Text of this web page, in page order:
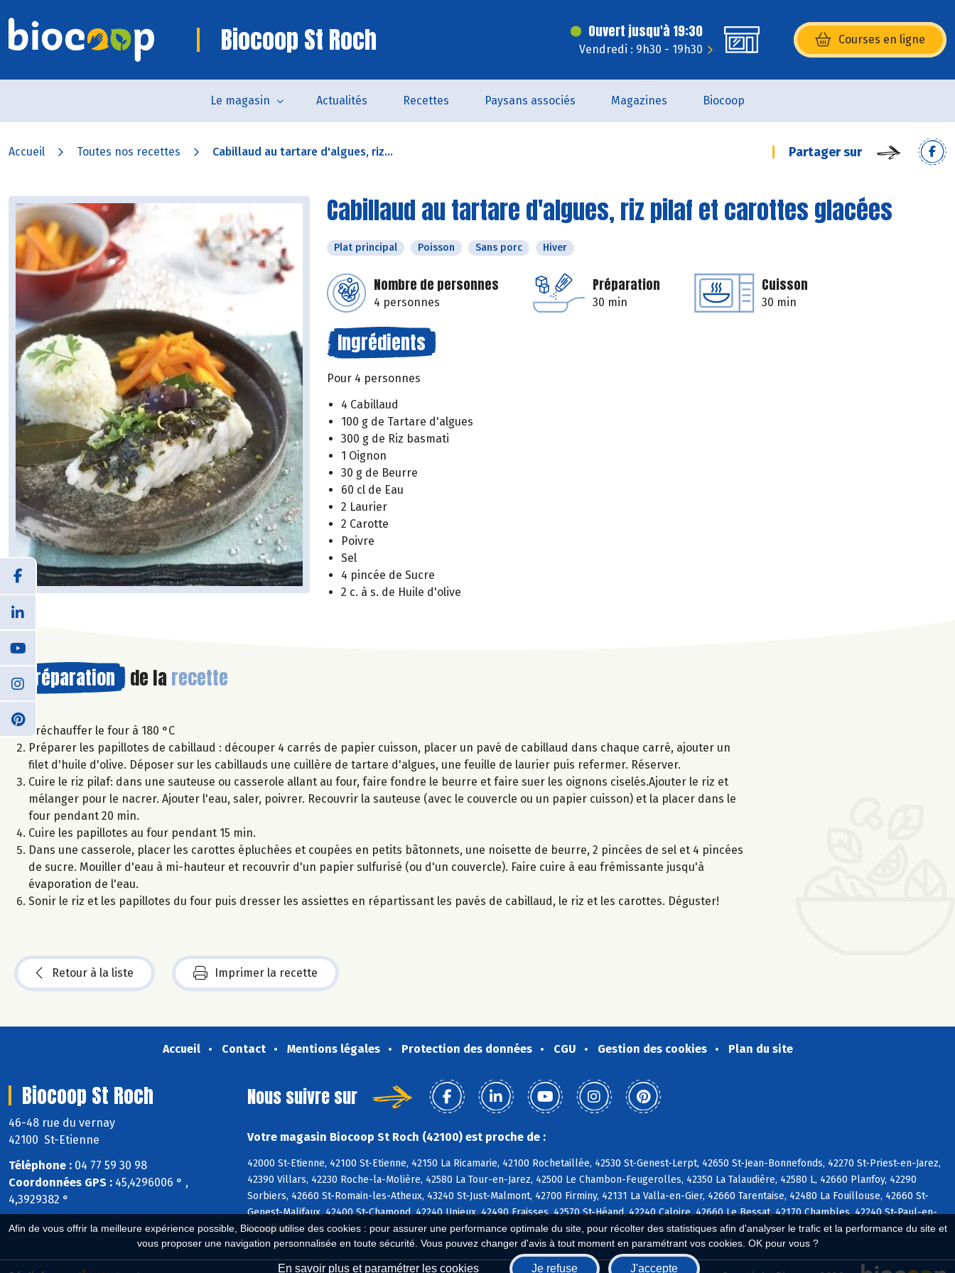
Afin de vous offrir la meilleure expérience possible, Biocoop utilise des cookies : pour assurer une performance optimale du site, pour récolter des statistiques afin d'analyser le trafic et la performance du site et
vous proposer une navigation personnalisée en toute sécurité. Vous pouvez changer d'avis à tout moment en paramétrant vos cookies. OK pour vous ?
En savoir plus et paramétrer les cookies Je refuse J'accepte
Biocoop St Roch Ouvert jusqu'à 19:30
Vendredi : 9h30 - 19h30
Courses en ligne
(s’ouvre dans une nouvelle
Le magasin Actualités Recettes Paysans associés Magazines Biocoop
Accueil Toutes nos recettes Cabillaud au tartare d'algues, riz... Partager sur
Cabillaud au tartare d'algues, riz pilaf et carottes glacées
Plat principal Poisson Sans porc Hiver
Nombre de personnes
4 personnes
Préparation
30 min
Cuisson
30 min
Ingrédients
Pour 4 personnes
4 Cabillaud
100 g de Tartare d'algues
300 g de Riz basmati
1 Oignon
30 g de Beurre
60 cl de Eau
2 Laurier
2 Carotte
Poivre
Sel
4 pincée de Sucre
2 c. à s. de Huile d'olive
Préparation de la recette
Préchauffer le four à 180 °C
Préparer les papillotes de cabillaud : découper 4 carrés de papier cuisson, placer un pavé de cabillaud dans chaque carré, ajouter un
filet d'huile d'olive. Déposer sur les cabillauds une cuillère de tartare d'algues, une feuille de laurier puis refermer. Réserver.
Cuire le riz pilaf: dans une sauteuse ou casserole allant au four, faire fondre le beurre et faire suer les oignons ciselés.Ajouter le riz et
mélanger pour le nacrer. Ajouter l'eau, saler, poivrer. Recouvrir la sauteuse (avec le couvercle ou un papier cuisson) et la placer dans le
four pendant 20 min.
Cuire les papillotes au four pendant 15 min.
Dans une casserole, placer les carottes épluchées et coupées en petits bâtonnets, une noisette de beurre, 2 pincées de sel et 4 pincées
de sucre. Mouiller d'eau à mi-hauteur et recouvrir d'un papier sulfurisé (ou d'un couvercle). Faire cuire à eau frémissante jusqu'à
évaporation de l'eau.
Sonir le riz et les papillotes du four puis dresser les assiettes en répartissant les pavés de cabillaud, le riz et les carottes. Déguster!
Retour à la liste Imprimer la recette
Accueil Contact Mentions légales Protection des données CGU Gestion des cookies Plan du site
Biocoop St Roch
46-48 rue du vernay
42100 St-Etienne
Téléphone : 04 77 59 30 98
Coordonnées GPS : 45,4296006 ° ,
4,3929382 °
Nous suivre sur
Votre magasin Biocoop St Roch (42100) est proche de :
42000 St-Etienne, 42100 St-Etienne, 42150 La Ricamarie, 42100 Rochetaillée, 42530 St-Genest-Lerpt, 42650 St-Jean-Bonnefonds, 42270 St-Priest-en-Jarez,
42390 Villars, 42230 Roche-la-Molière, 42580 La Tour-en-Jarez, 42500 Le Chambon-Feugerolles, 42350 La Talaudière, 42580 L, 42660 Planfoy, 42290
Sorbiers, 42660 St-Romain-les-Atheux, 43240 St-Just-Malmont, 42700 Firminy, 42131 La Valla-en-Gier, 42660 Tarentaise, 42480 La Fouillouse, 42660 St-
Genest-Malifaux, 42400 St-Chamond, 42240 Unieux, 42490 Fraisses, 42570 St-Héand, 42240 Caloire, 42660 Le Bessat, 42170 Chambles, 42240 St-Paul-en-
Cornillon